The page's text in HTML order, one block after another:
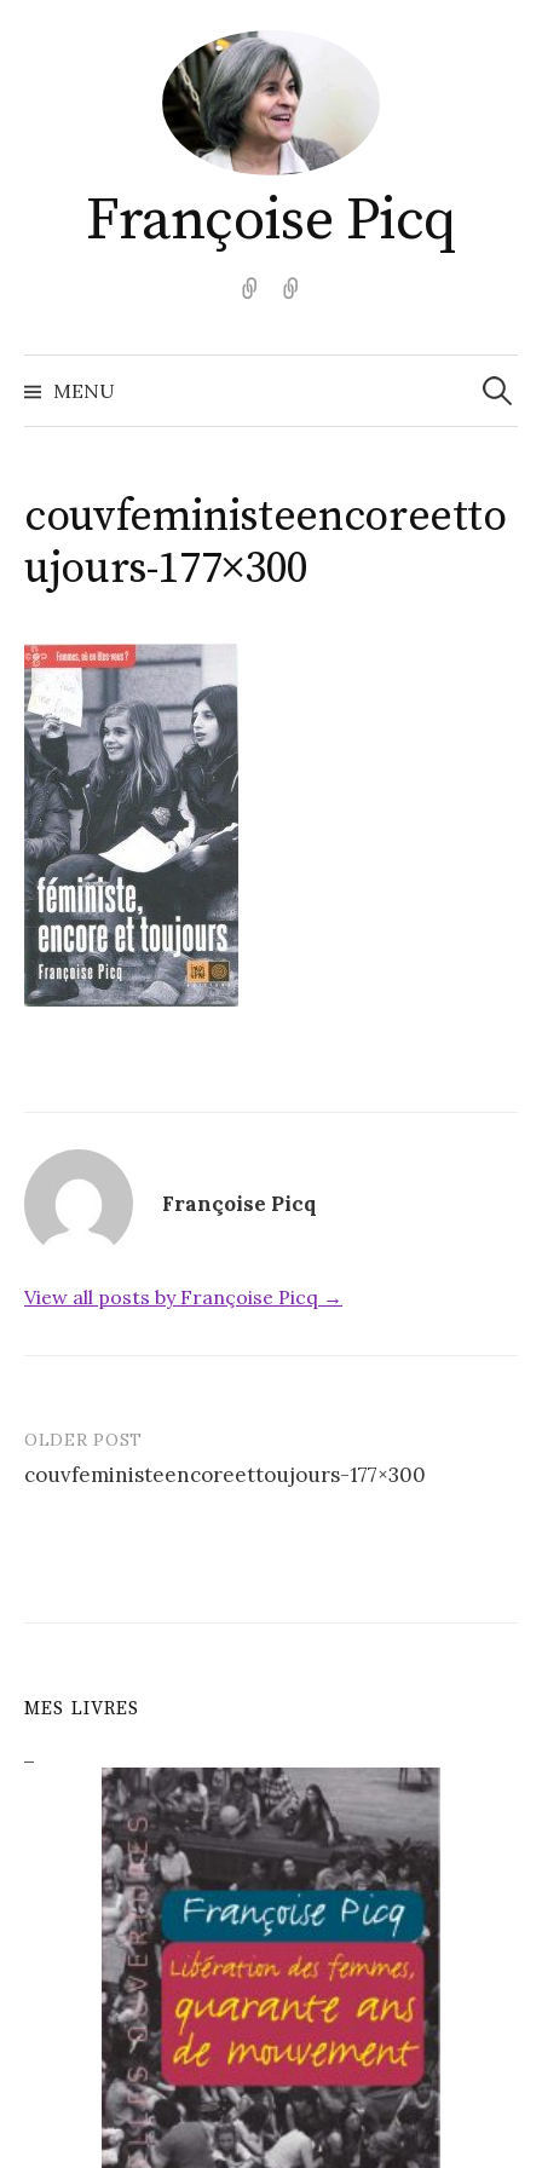
Françoise Picq
English
MENU
couvfeministeencoreetto
ujours-177×300
Françoise Picq
View all posts by Françoise Picq →
Post
navigation
OLDER POST
couvfeministeencoreettoujours-177×300
MES LIVRES